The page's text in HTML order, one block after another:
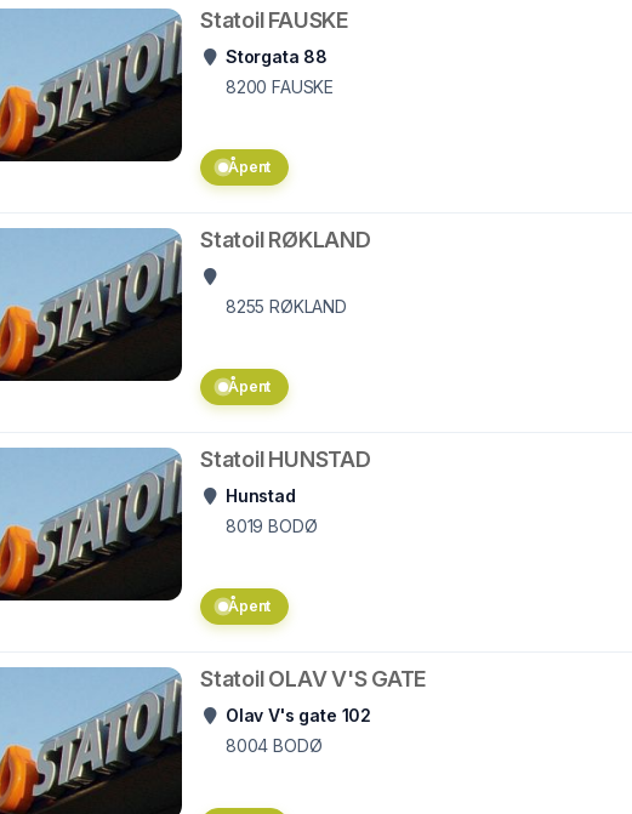
Statoil FAUSKE
Storgata 88
8200 FAUSKE
Åpent
Statoil RØKLAND
8255 RØKLAND
Åpent
Statoil HUNSTAD
Hunstad
8019 BODØ
Åpent
Statoil OLAV V'S GATE
Olav V's gate 102
8004 BODØ